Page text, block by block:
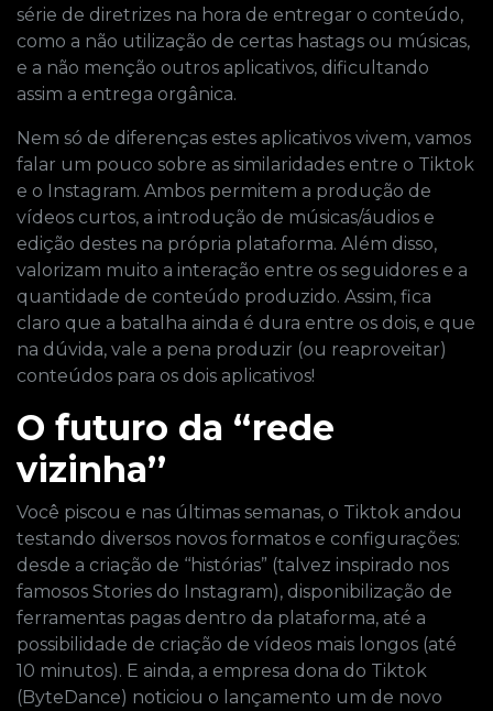
série de diretrizes na hora de entregar o conteúdo,
como a não utilização de certas hastags ou músicas,
e a não menção outros aplicativos, dificultando
assim a entrega orgânica.
Nem só de diferenças estes aplicativos vivem, vamos
falar um pouco sobre as similaridades entre o Tiktok
e o Instagram. Ambos permitem a produção de
vídeos curtos, a introdução de músicas/áudios e
edição destes na própria plataforma. Além disso,
valorizam muito a interação entre os seguidores e a
quantidade de conteúdo produzido. Assim, fica
claro que a batalha ainda é dura entre os dois, e que
na dúvida, vale a pena produzir (ou reaproveitar)
conteúdos para os dois aplicativos!
O futuro da “rede
vizinha’’
Você piscou e nas últimas semanas, o Tiktok andou
testando diversos novos formatos e configurações:
desde a criação de ‘‘histórias” (talvez inspirado nos
famosos Stories do Instagram), disponibilização de
ferramentas pagas dentro da plataforma, até a
possibilidade de criação de vídeos mais longos (até
10 minutos). E ainda, a empresa dona do Tiktok
(ByteDance) noticiou o lançamento um de novo